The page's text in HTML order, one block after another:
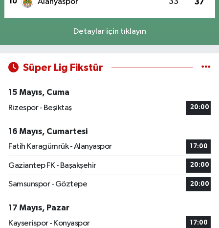
Alanyaspor 33 37
Detaylar için tıklayın
Süper Lig Fikstür
15 Mayıs, Cuma
Rizespor - Beşiktaş
20:00
16 Mayıs, Cumartesi
Fatih Karagümrük - Alanyaspor
17:00
Gaziantep FK - Başakşehir 20:00
Samsunspor - Göztepe 20:00
17 Mayıs, Pazar
Kayserispor - Konyaspor
17:00